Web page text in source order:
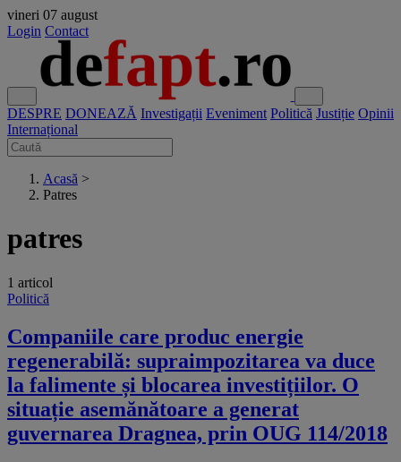
vineri 07 august
Login Contact
DESPRE DONEAZĂ Investigații Eveniment Politică Justiție Opinii
Internațional
Acasă >
Patres
patres
1 articol
Politică
Companiile care produc energie
regenerabilă: supraimpozitarea va duce
la falimente și blocarea investițiilor. O
situație asemănătoare a generat
guvernarea Dragnea, prin OUG 114/2018